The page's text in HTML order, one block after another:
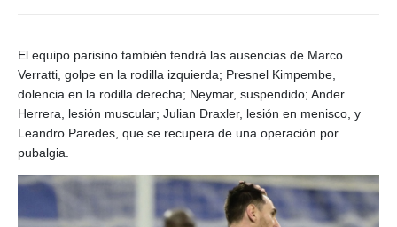
El equipo parisino también tendrá las ausencias de Marco
Verratti, golpe en la rodilla izquierda; Presnel Kimpembe,
dolencia en la rodilla derecha; Neymar, suspendido; Ander
Herrera, lesión muscular; Julian Draxler, lesión en menisco, y
Leandro Paredes, que se recupera de una operación por
pubalgia.